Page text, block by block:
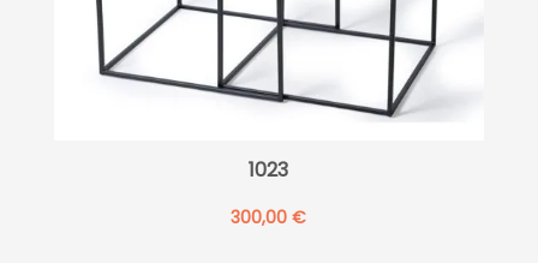
1023
300,00€